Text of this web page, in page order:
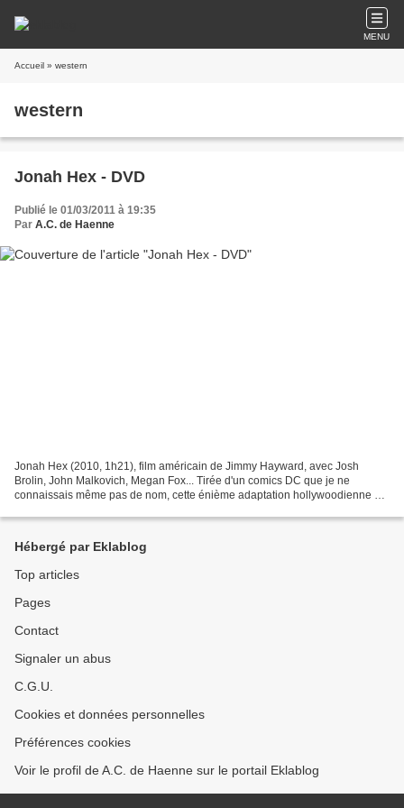
MENU
Accueil » western
western
Jonah Hex - DVD
Publié le 01/03/2011 à 19:35
Par A.C. de Haenne
Jonah Hex (2010, 1h21), film américain de Jimmy Hayward, avec Josh
Brolin, John Malkovich, Megan Fox... Tirée d'un comics DC que je ne
connaissais même pas de nom, cette énième adaptation hollywoodienne a
Hébergé par Eklablog
Top articles
Pages
Contact
Signaler un abus
C.G.U.
Cookies et données personnelles
Préférences cookies
Voir le profil de A.C. de Haenne sur le portail Eklablog